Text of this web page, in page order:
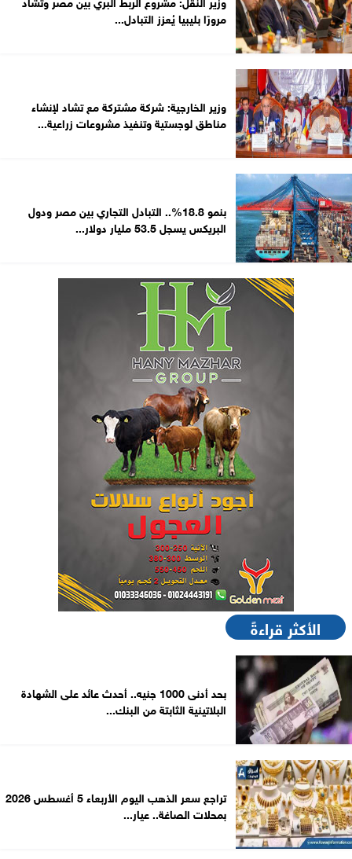
مرورًا بليبيا يُعزز التبادل...
وزير الخارجية: شركة مشتركة مع تشاد لإنشاء
مناطق لوجستية وتنفيذ مشروعات زراعية...
بنمو 18.8%.. التبادل التجاري بين مصر ودول
البريكس يسجل 53.5 مليار دولار...
الأكثر قراءةً
بحد أدنى 1000 جنيه.. أحدث عائد على الشهادة
البلاتينية الثابتة من البنك...
تراجع سعر الذهب اليوم الأربعاء 5 أغسطس 2026
بمحلات الصاغة.. عيار...